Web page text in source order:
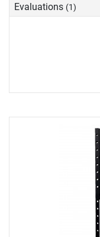
Evaluations (1)